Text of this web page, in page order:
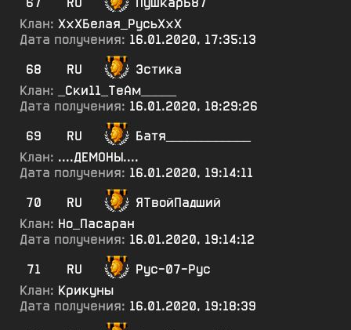
Клан: ХхХБелая_РусьХхХ
Дата получения: 16.01.2020, 17:35:13
68
RU
Эстика
Клан:
_Ски11_ТеАм_____
Дата получения: 16.01.2020, 18:29:26
69
RU
Батя____________
Клан: ....ДЕМОНЫ....
Дата получения: 16.01.2020, 19:14:11
70
RU
ЯТвойПадший
Клан: Но_Пасаран
Дата получения: 16.01.2020, 19:14:12
71
RU
Рус-07-Рус
Клан: Крикуны
Дата получения: 16.01.2020, 19:18:39